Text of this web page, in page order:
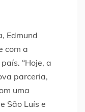
Edmund
com a
“Hoje, a
parceria,
uma
São Luís e